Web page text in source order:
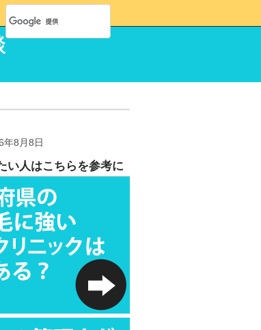
年8月8日
い人はこちらを参考に